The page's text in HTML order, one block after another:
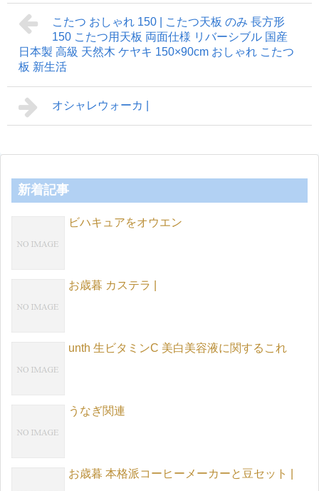
こたつ おしゃれ 150 | こたつ天板 のみ 長方形
150 こたつ用天板 両面仕様 リバーシブル 国産
日本製 高級 天然木 ケヤキ 150×90cm おしゃれ こたつ
板 新生活
オシャレウォーカ |
新着記事
ビハキュアをオウエン
お歳暮 カステラ |
unth 生ビタミンC 美白美容液に関するこれ
うなぎ関連
お歳暮 本格派コーヒーメーカーと豆セット |